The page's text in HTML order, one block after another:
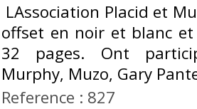
LAssociation Placid et
offset en noir et blanc
32 pages. Ont
Murphy, Muzo, Gary
Reference : 827